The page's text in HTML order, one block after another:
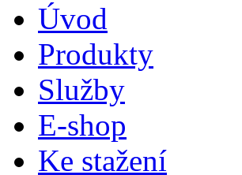
Úvod
Produkty
Služby
E-shop
Ke stažení